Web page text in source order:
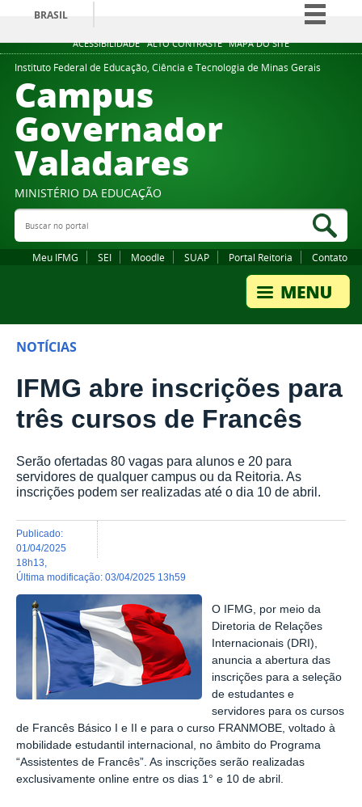
ACESSIBILIDADE ALTO CONTRASTE MAPA DO SITE
BRASIL
Simplifique!
Comunica BR
Instituto Federal de Educação, Ciência e Tecnologia de Minas Gerais
Campus
Governador
Valadares
MINISTÉRIO DA EDUCAÇÃO
Buscar no portal
Meu IFMG SEI Moodle SUAP Portal Reitoria Contato
NOTÍCIAS
IFMG abre inscrições para
três cursos de Francês
Serão ofertadas 80 vagas para alunos e 20 para
servidores de qualquer campus ou da Reitoria. As
inscrições podem ser realizadas até o dia 10 de abril.
publicado:
01/04/2025
18h13
última modificação: 03/04/2025 13h59
O IFMG, por meio da
Diretoria de Relações
Internacionais (DRI),
anuncia a abertura das
inscrições para a seleção
de estudantes e
servidores para os cursos
de Francês Básico I e II e para o curso FRANMOBE, voltado à
mobilidade estudantil internacional, no âmbito do Programa
“Assistentes de Francês”. As inscrições serão realizadas
exclusivamente online entre os dias 1° e 10 de abril.